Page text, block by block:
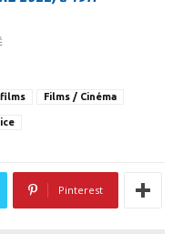
films Films / Cinéma
Pinterest